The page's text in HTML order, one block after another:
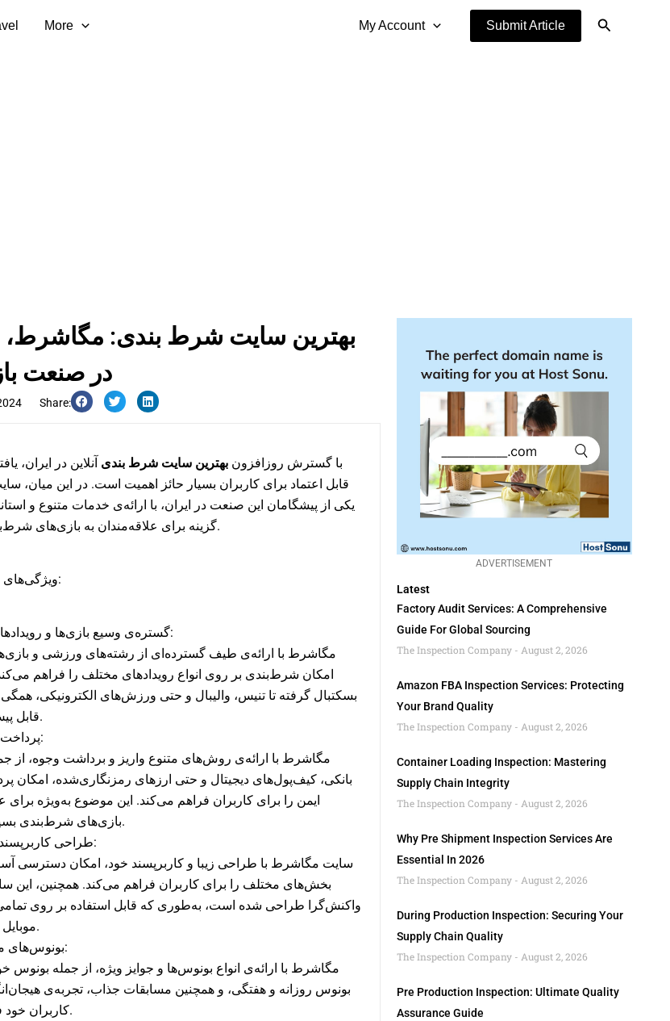
More My Account Submit Article Search
Share:
بهترین سایت شرط بندی: مگاشرط،
در صنعت
با گسترش روزافزونبهترین سایت شرط بندی آنلاین در ایران،
قابل اعتماد برای کاربران بسیار حائز اهمیت است. در این میان،
یکی از پیشگامان این صنعت در ایران، با ارائه‌ی خدمات متنوع و
گزینه برای علاقه‌مندان به بازی‌های شرط‌بندی شناخته می‌شود.
ویژگی‌های برتر سایت مگاشرط:
گستره‌ی وسیع بازی‌ها و رویدادهای شرط‌بندی:
مگاشرط با ارائه‌ی طیف گسترده‌ای از رشته‌های ورزشی و
امکان شرط‌بندی بر روی انواع رویدادهای مختلف را فراهم
بسکتبال گرفته تا تنیس، والیبال و حتی ورزش‌های الکترونیکی،
قابل پیش‌بینی هستند.
پرداخت سریع و ایمن:
مگاشرط با ارائه‌ی روش‌های متنوع واریز و برداشت وجوه، از
بانکی، کیف‌پول‌های دیجیتال و حتی ارزهای رمزنگاری‌شده، امکان
ایمن را برای کاربران فراهم می‌کند. این موضوع به‌ویژه برای
بازی‌های شرط‌بندی بسیار مهم است.
طراحی کاربر‌پسند و واکنش‌گرا:
سایت مگاشرط با طراحی زیبا و کاربر‌پسند خود، امکان دسترسی
بخش‌های مختلف را برای کاربران فراهم می‌کند. همچنین، این
واکنش‌گرا طراحی شده است، به‌طوری که قابل استفاده بر روی
موبایل و رایانه است.
بونوس‌های متنوع و جذاب:
مگاشرط با ارائه‌ی انواع بونوس‌ها و جوایز ویژه، از جمله بونوس
بونوس روزانه و هفتگی، و همچنین مسابقات جذاب، تجربه‌ی
کاربران خود فراهم می‌کند.
ADVERTISEMENT
Latest
Factory Audit Services: A Comprehensive
Guide For Global Sourcing
The Inspection Company
August 2, 2026
Amazon FBA Inspection Services: Protecting
Your Brand Quality
The Inspection Company
August 2, 2026
Container Loading Inspection: Mastering
Supply Chain Integrity
The Inspection Company
August 2, 2026
Why Pre Shipment Inspection Services Are
Essential In 2026
The Inspection Company
August 2, 2026
During Production Inspection: Securing Your
Supply Chain Quality
The Inspection Company
August 2, 2026
Pre Production Inspection: Ultimate Quality
Assurance Guide